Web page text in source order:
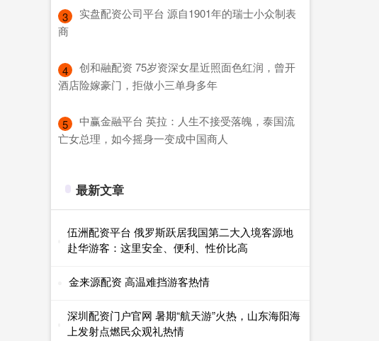
3
​实盘配资公司平台 源自1901年的瑞士小众制表
商
4
​创和融配资 75岁资深女星近照面色红润，曾开
酒店险嫁豪门，拒做小三单身多年
5
​中赢金融平台 英拉：人生不接受落魄，泰国流
亡女总理，如今摇身一变成中国商人
最新文章
伍洲配资平台 俄罗斯跃居我国第二大入境客源地
赴华游客：这里安全、便利、性价比高
金来源配资 高温难挡游客热情
深圳配资门户官网 暑期“航天游”火热，山东海阳海
上发射点燃民众观礼热情